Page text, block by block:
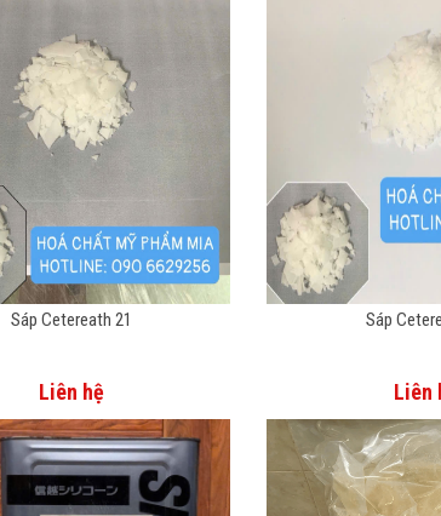
Sáp Cetereath 21
Liên hệ
Sáp
Liên